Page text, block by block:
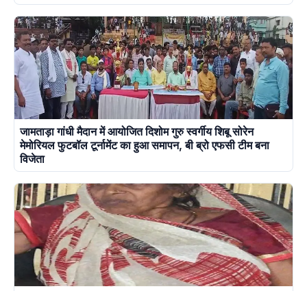
जामताड़ा गांधी मैदान में आयोजित दिशोम गुरु स्वर्गीय शिबू सोरेन
मेमोरियल फुटबॉल टूर्नामेंट का हुआ समापन, बी ब्रो एफसी टीम बना
विजेता